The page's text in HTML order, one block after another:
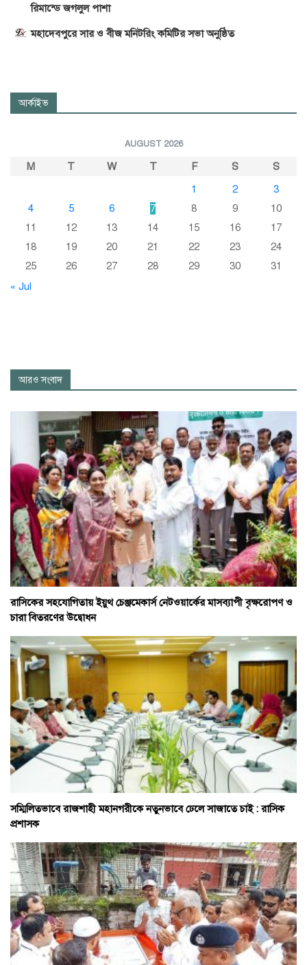
রিমান্ডে জগলুল পাশা
মহাদেবপুরে সার ও বীজ মনিটরিং কমিটির সভা অনুষ্ঠিত
আর্কাইভ
AUGUST 2026
M T W T F S
S
1
2
3
4
5 6 7 8 9
10
11
12 13 14 15 16
17
18
19 20 21 22 23
24
25
26 27 28 29 30
31
« Jul
আরও সংবাদ
রাসিকের সহযোগিতায় ইয়ুথ চেঞ্জমেকার্স নেটওয়ার্কের মাসব্যাপী বৃক্ষরোপণ ও
চারা বিতরণের উদ্বোধন
সম্মিলিতভাবে রাজশাহী মহানগরীকে নতুনভাবে ঢেলে সাজাতে চাই : রাসিক
প্রশাসক